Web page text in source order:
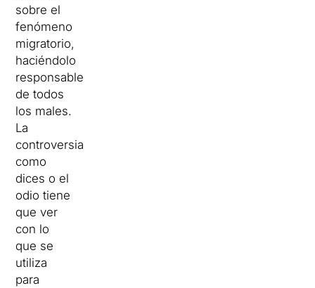
sobre el
fenómeno
migratorio,
haciéndolo
responsable
de todos
los males.
La
controversia
como
dices o el
odio tiene
que ver
con lo
que se
utiliza
para